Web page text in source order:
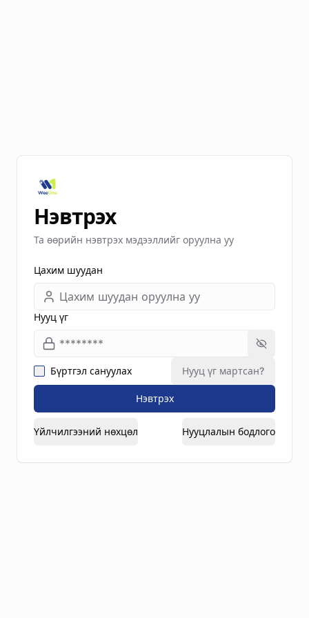
Нэвтрэх
Та өөрийн нэвтрэх мэдээллийг оруулна уу
Цахим шуудан
Нууц үг
Бүртгэл сануулах Нууц үг мартсан?
Нэвтрэх
Үйлчилгээний нөхцөл Нууцлалын бодлого